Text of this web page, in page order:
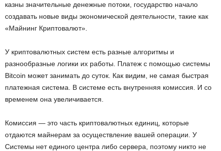
казны значительные денежные потоки, государство начало
создавать новые виды экономической деятельности, такие как
«Майнинг Криптовалют».
У криптовалютных систем есть разные алгоритмы и
разнообразные логики их работы. Платеж с помощью системы
Bitcoin может занимать до суток. Как видим, не самая быстрая
платежная система. В системе есть внутренняя комиссия. И со
временем она увеличивается.
Комиссия — это часть криптовалютных единиц, которые
отдаются майнерам за осуществление вашей операции. У
Системы нет единого центра либо сервера, поэтому никто не